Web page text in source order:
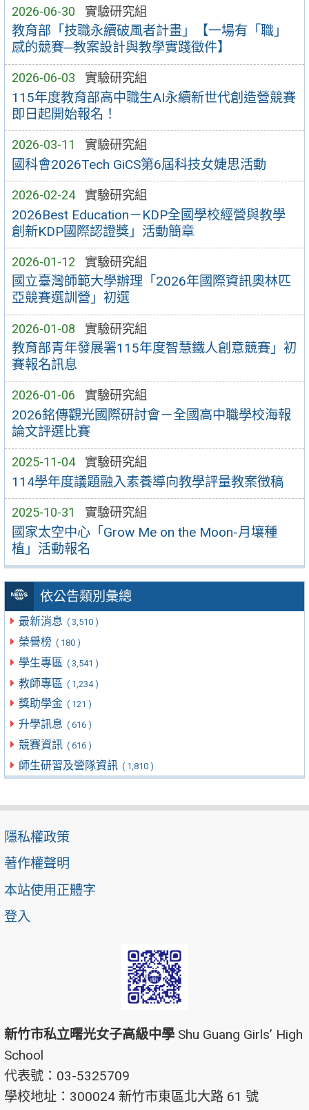
2026-06-30 實驗研究組
教育部「技職永續破風者計畫」【一場有「職」
感的競賽─教案設計與教學實踐徵件】
2026-06-03 實驗研究組
115年度教育部高中職生AI永續新世代創造營競賽
即日起開始報名！
2026-03-11 實驗研究組
國科會2026Tech GiCS第6屆科技女婕思活動
2026-02-24 實驗研究組
2026Best Education－KDP全國學校經營與教學
創新KDP國際認證獎」活動簡章
2026-01-12 實驗研究組
國立臺灣師範大學辦理「2026年國際資訊奧林匹
亞競賽選訓營」初選
2026-01-08 實驗研究組
教育部青年發展署115年度智慧鐵人創意競賽」初
賽報名訊息
2026-01-06 實驗研究組
2026銘傳觀光國際研討會－全國高中職學校海報
論文評選比賽
2025-11-04 實驗研究組
114學年度議題融入素養導向教學評量教案徵稿
2025-10-31 實驗研究組
國家太空中心「Grow Me on the Moon-月壤種
植」活動報名
依公告類別彙總
最新消息 ( 3,510 )
榮譽榜 ( 180 )
學生專區 ( 3,541 )
教師專區 ( 1,234 )
獎助學金 ( 121 )
升學訊息 ( 616 )
競賽資訊 ( 616 )
師生研習及營隊資訊 ( 1,810 )
隱私權政策
著作權聲明
本站使用正體字
登入
新竹市私立曙光女子高級中學 Shu Guang Girls’ High
School
代表號：03-5325709
學校地址：300024 新竹市東區北大路 61 號